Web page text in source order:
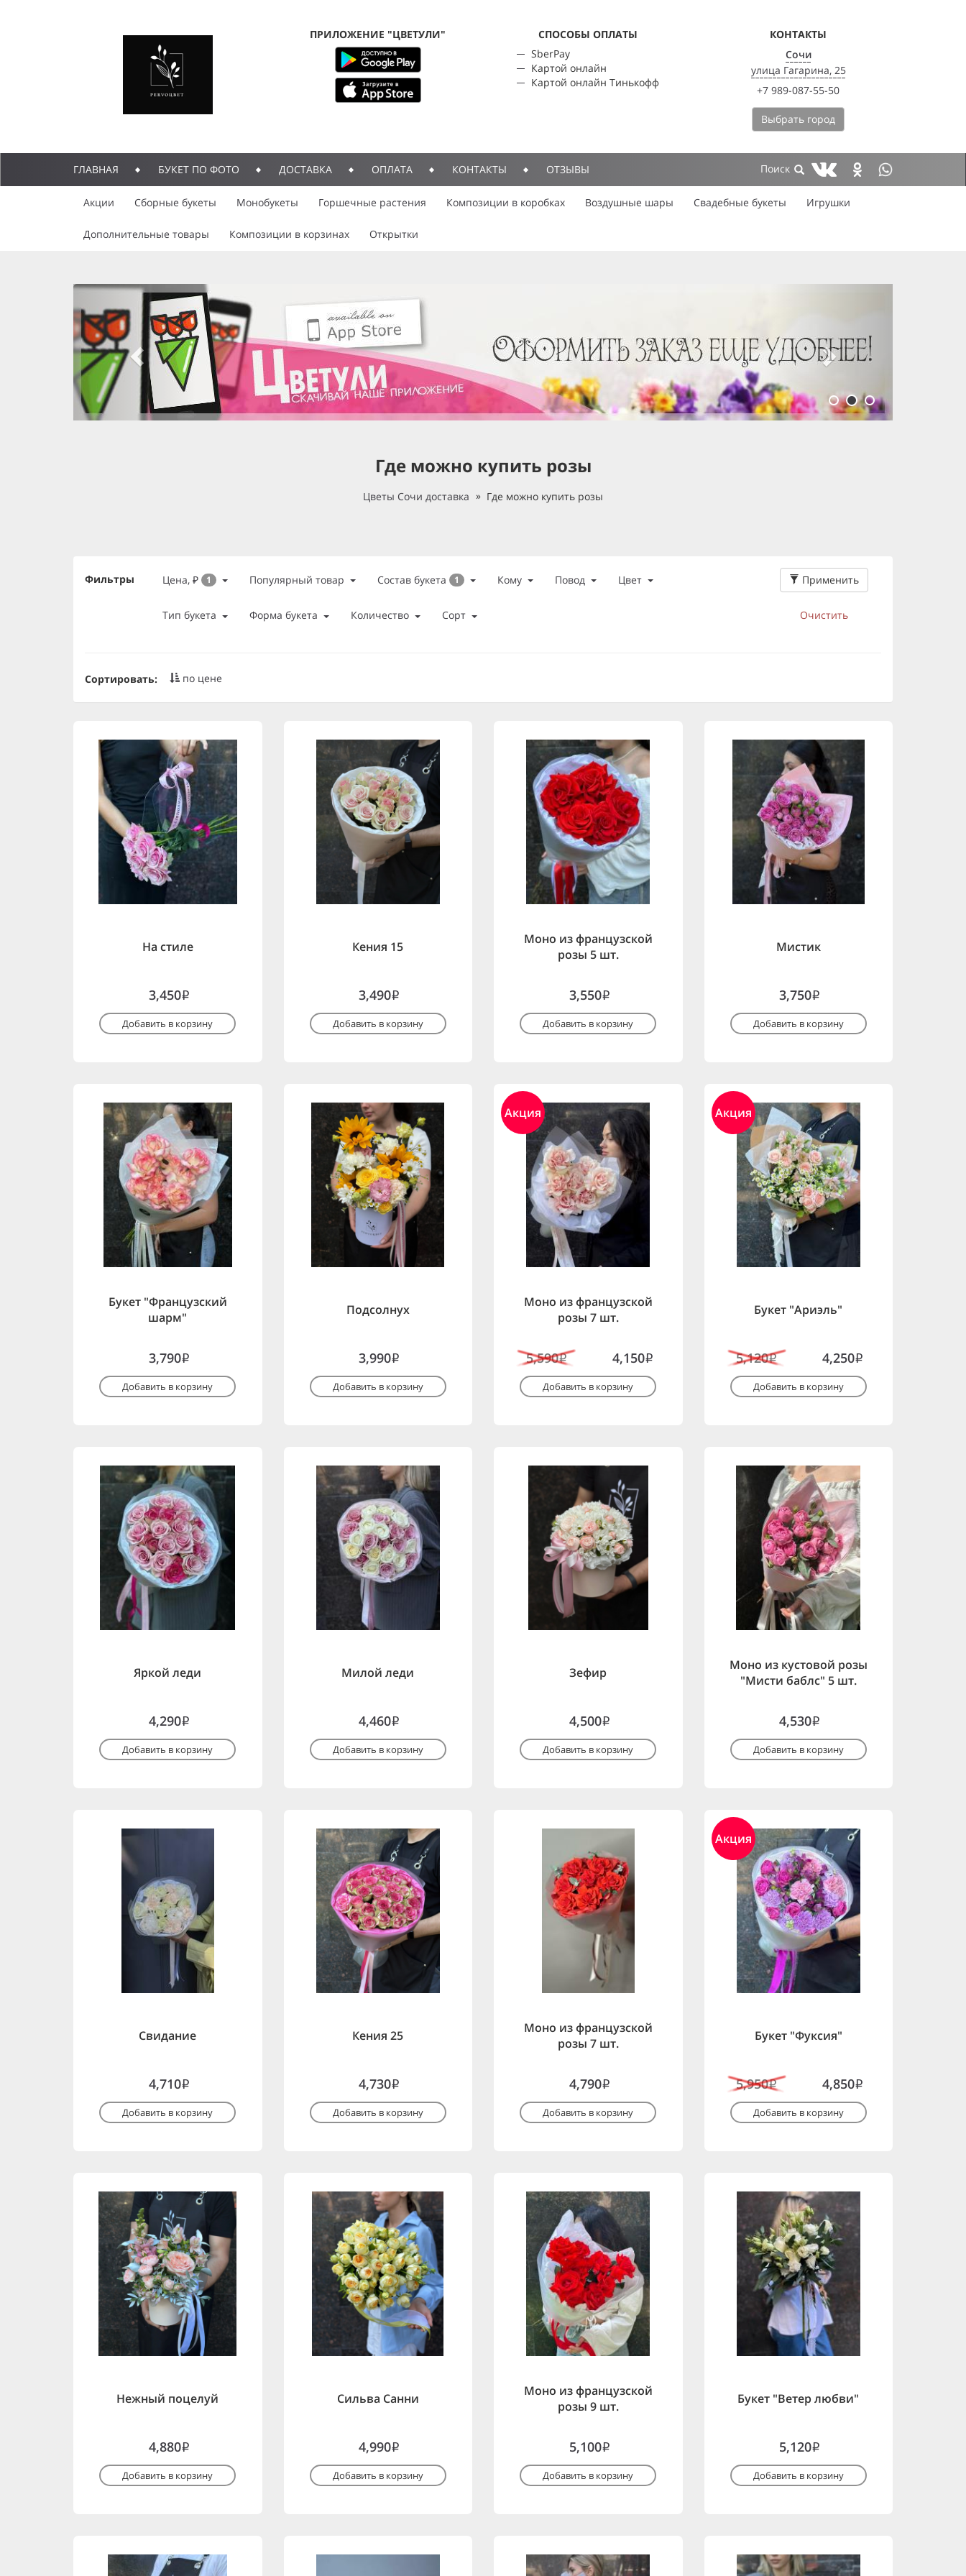
ПРИЛОЖЕНИЕ "ЦВЕТУЛИ"
CПОСОБЫ ОПЛАТЫ
SberPay
Картой онлайн
Картой онлайн Тинькофф
КОНТАКТЫ
Сочи
улица Гагарина, 25
+7 989-087-55-50
Выбрать город
ГЛАВНАЯ БУКЕТ ПО ФОТО ДОСТАВКА ОПЛАТА КОНТАКТЫ ОТЗЫВЫ
Акции Сборные букеты Монобукеты Горшечные растения Композиции в коробках Воздушные шары Свадебные букеты Игрушки
Дополнительные товары Композиции в корзинах Открытки
previous
slide 1 of 3
slide 2 of 3
, currently active
Где можно купить розы
Цветы Сочи доставка Где можно купить розы
Фильтры Цена, ₽ 1 Популярный товар Состав букета 1 Кому Повод Цвет
Тип букета Форма букета Количество Сорт
Применить
Очистить
Сортировать: по цене
На стиле
3,450i
Добавить в корзину
Кения 15
3,490i
Добавить в корзину
Моно из французской
розы 5 шт.
3,550i
Добавить в корзину
Мистик
3,750i
Добавить в корзину
Букет "Французский
шарм"
3,790i
Добавить в корзину
Подсолнух
3,990i
Добавить в корзину
Акция
Моно из французской
розы 7 шт.
5,590i 4,150i
Добавить в корзину
Акция
Букет "Ариэль"
5,120i 4,250i
Добавить в корзину
Яркой леди
4,290i
Добавить в корзину
Милой леди
4,460i
Добавить в корзину
Зефир
4,500i
Добавить в корзину
Моно из кустовой розы
"Мисти баблс" 5 шт.
4,530i
Добавить в корзину
Свидание
4,710i
Добавить в корзину
Кения 25
4,730i
Добавить в корзину
Моно из французской
розы 7 шт.
4,790i
Добавить в корзину
Акция
Букет "Фуксия"
5,950i 4,850i
Добавить в корзину
Нежный поцелуй
4,880i
Добавить в корзину
Сильва Санни
4,990i
Добавить в корзину
Моно из французской
розы 9 шт.
5,100i
Добавить в корзину
Букет "Ветер любви"
5,120i
Добавить в корзину